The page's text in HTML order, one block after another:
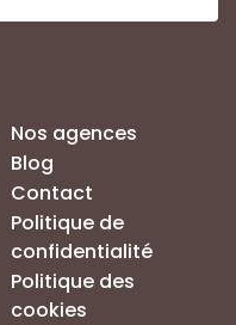
Nos agences
Blog
Contact
Politique de
confidentialité
Politique des
cookies